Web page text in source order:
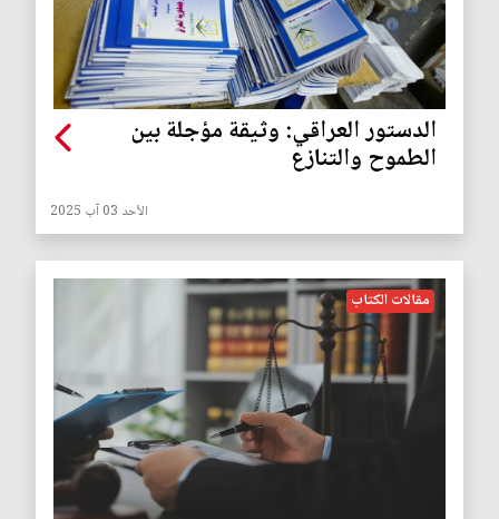
الدستور العراقي: وثيقة مؤجلة بين
الطموح والتنازع
الأحد 03 آب 2025
مقالات الكتاب